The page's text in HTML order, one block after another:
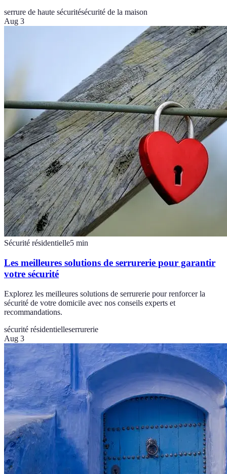
serrure de haute sécuritésécurité de la maison
Aug 3
Sécurité résidentielle5 min
Les meilleures solutions de serrurerie pour garantir
votre sécurité
Explorez les meilleures solutions de serrurerie pour renforcer la
sécurité de votre domicile avec nos conseils experts et
recommandations.
sécurité résidentielleserrurerie
Aug 3